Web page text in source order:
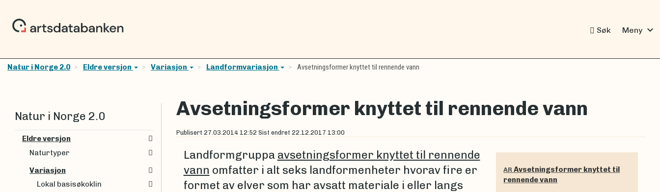
Søk Meny expand_more
Natur i Norge 2.0 Eldre versjon Variasjon Landformvariasjon Avsetningsformer knyttet til rennende vann
Avsetningsformer knyttet til rennende vann
Publisert 27.03.2014 12:52 Sist endret 22.12.2017 13:00
Landformgruppa avsetningsformer knyttet til rennende
vann omfatter i alt seks landformenheter hvorav fire er
formet av elver som har avsatt materiale i eller langs
ARAvsetningsformer knyttet til
rennende vann
Natur i Norge 2.0
Eldre versjon
Naturtyper
Variasjon
Lokal basisøkoklin